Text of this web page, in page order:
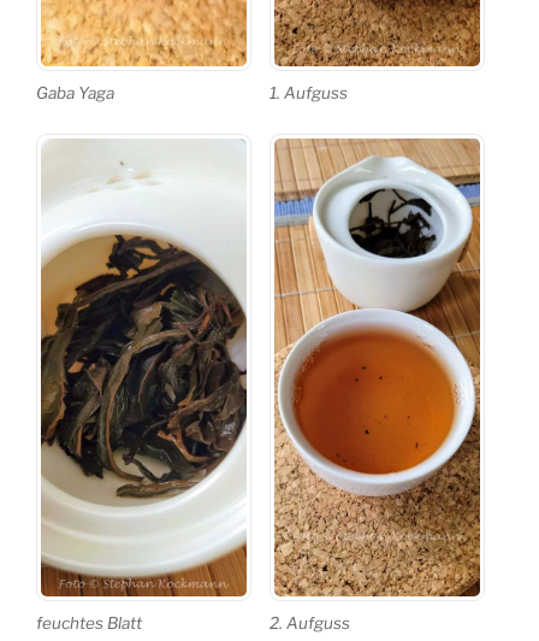
Gaba Yaga 1. Aufguss
feuchtes Blatt 2. Aufguss